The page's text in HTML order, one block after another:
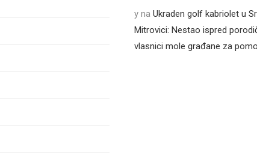
y naUkraden golf kabriolet u
Mitrovici: Nestao ispred
vlasnici mole građane za